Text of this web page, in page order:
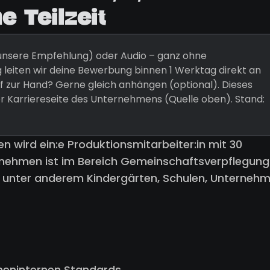
Teilzeit
Empfehlung) oder Audio – ganz ohne
wir deine Bewerbung binnen 1 Werktag direkt an
Hand? Gerne gleich anhängen (optional). Dieses
des Unternehmens (Quelle oben). Stand:
wird ein:e Produktionsmitarbeiter:in mit 30
ist im Bereich Gemeinschaftsverpflegung
anderem Kindergärten, Schulen,